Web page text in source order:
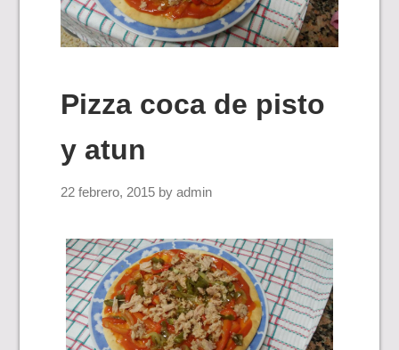
Pizza coca de pisto
y atun
22 febrero, 2015 byadmin